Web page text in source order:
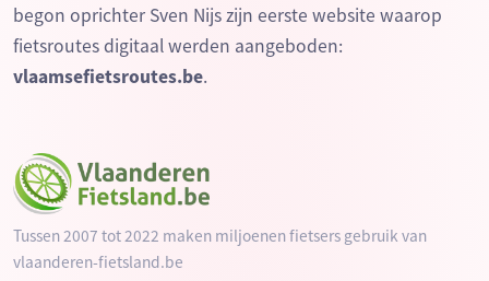
begon oprichter Sven Nijs zijn eerste website waarop
fietsroutes digitaal werden aangeboden:
vlaamsefietsroutes.be.
Tussen 2007 tot 2022 maken miljoenen fietsers gebruik van
vlaanderen-fietsland.be